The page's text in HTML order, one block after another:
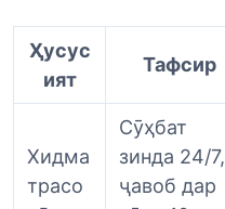
Ҳусус
ият
Тафсир
Хидма
трасо
Сӯҳбат
зинда 24/7,
ҷавоб дар